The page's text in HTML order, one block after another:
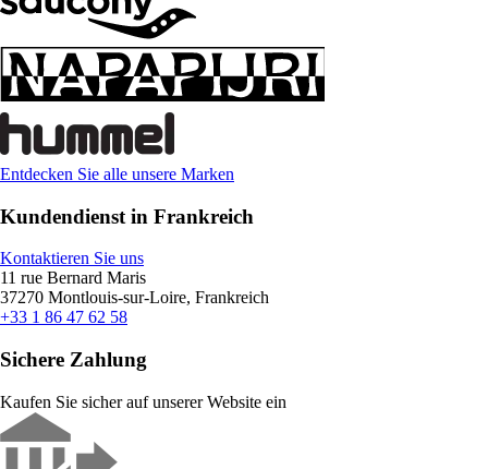
Entdecken Sie alle unsere Marken
Kundendienst in Frankreich
Kontaktieren Sie uns
11 rue Bernard Maris
37270 Montlouis-sur-Loire, Frankreich
+33 1 86 47 62 58
Sichere Zahlung
Kaufen Sie sicher auf unserer Website ein